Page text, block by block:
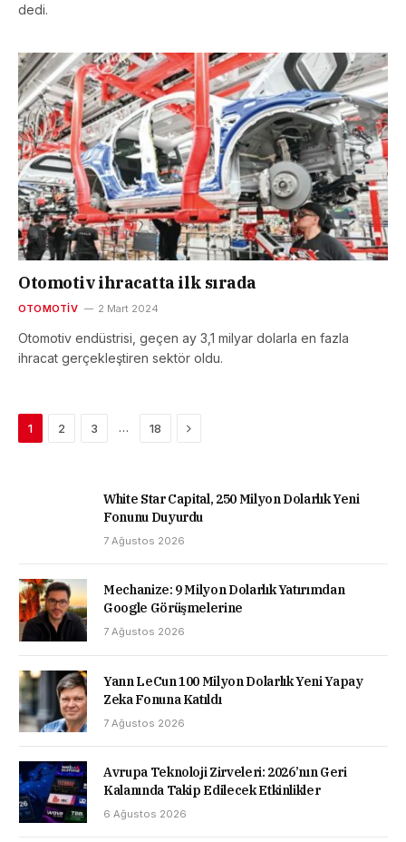
dedi.
Otomotiv ihracatta ilk sırada
OTOMOTIV 2 Mart 2024
Otomotiv endüstrisi, geçen ay 3,1 milyar dolarla en fazla
ihracat gerçekleştiren sektör oldu.
1 2 3 … 18 Next
White Star Capital, 250 Milyon Dolarlık Yeni
Fonunu Duyurdu
7 Ağustos 2026
Mechanize: 9 Milyon Dolarlık Yatırımdan
Google Görüşmelerine
7 Ağustos 2026
Yann LeCun 100 Milyon Dolarlık Yeni Yapay
Zeka Fonuna Katıldı
7 Ağustos 2026
Avrupa Teknoloji Zirveleri: 2026’nın Geri
Kalanında Takip Edilecek Etkinlikler
6 Ağustos 2026